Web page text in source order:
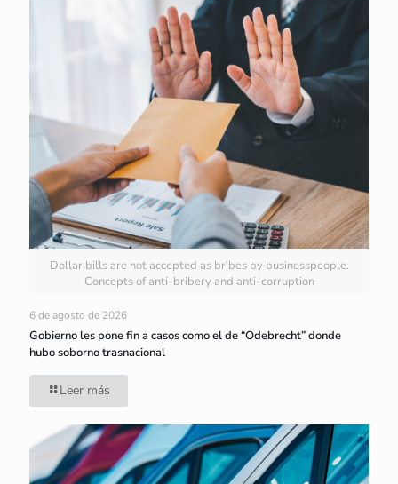
Dollar bills are not accepted as bribes by businesspeople.
Concepts of anti-bribery and anti-corruption
6 de agosto de 2026
Gobierno les pone fin a casos como el de “Odebrecht” donde
hubo soborno trasnacional
Leer más